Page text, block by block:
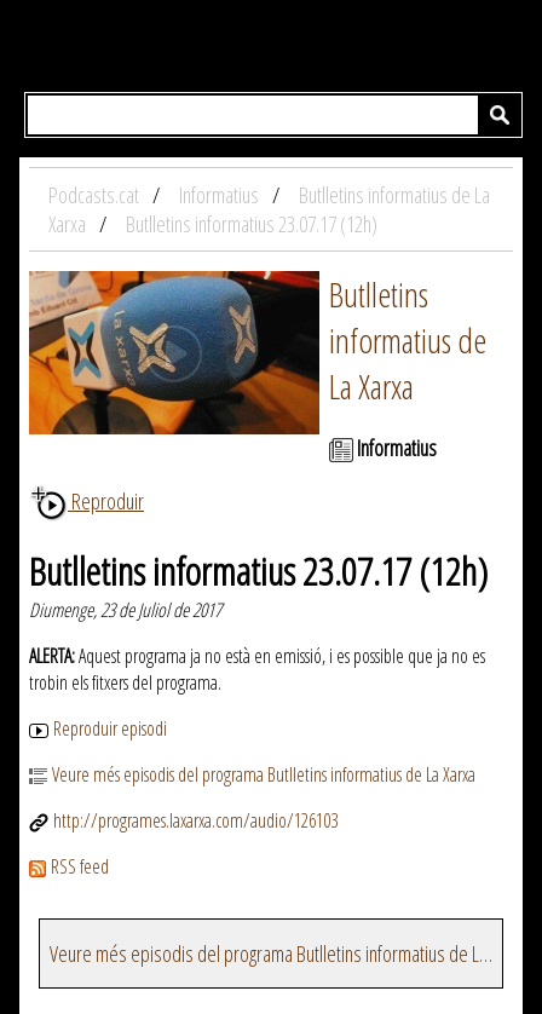
Podcasts.cat Informatius
Butlletins informatius de La
Xarxa
Butlletins informatius 23.07.17 (12h)
Butlletins
informatius de
La Xarxa
Informatius
Reproduir
Butlletins informatius 23.07.17 (12h)
Diumenge, 23 de Juliol de 2017
ALERTA:Aquest programa ja no està en emissió, i es possible que ja no es
trobin els fitxers del programa.
Reproduir episodi
Veure més episodis del programa Butlletins informatius de La Xarxa
http://programes.laxarxa.com/audio/126103
RSS feed
Veure més episodis del programa Butlletins informatius de La Xarxa